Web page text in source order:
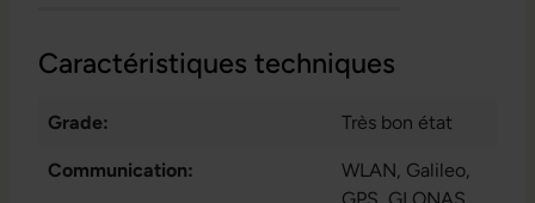
Caractéristiques techniques
Grade: Très bon état
Communication: WLAN, Galileo,